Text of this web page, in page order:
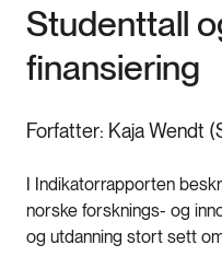
Studenttall
finansiering
Forfatter: Kaja Wendt
I Indikatorrapporten
norske forsknings- og
og utdanning stort sett